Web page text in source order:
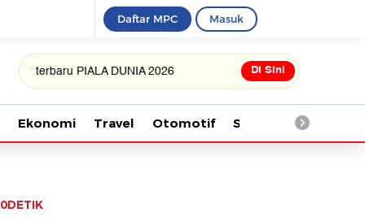
Daftar MPC Masuk
PIALA DUNIA 2026 Di Sini
Ekonomi Travel Otomotif Saintek